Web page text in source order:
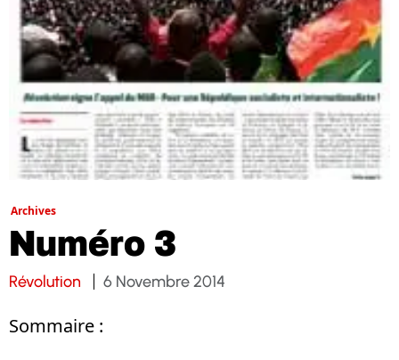
Archives
Numéro 3
Révolution 6 Novembre 2014
Sommaire :